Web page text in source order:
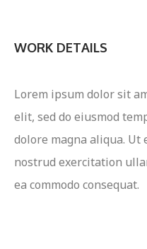
WORK DETAILS
Lorem ipsum dolor sit
elit, sed do eiusmod
dolore magna aliqua. Ut
nostrud exercitation
ea commodo consequat.